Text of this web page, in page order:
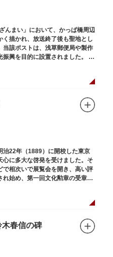
中、これらの名跡も訪ねながら
うか。
心の安らぎを与えてくれることで
んまい」において、かっぱ橋周辺
描かれ、放送終了後も聖地とし
該ポストは、浅草郵便局や製作
興を目的に設置されました。
ント>
クターたちが、このような形で
嬉しいです。聖地巡礼のシンボル
治22年（1889）に開校した東京
に多大な啓発を受けました。そ
相次いで展覧会を開き、高い評
始め、第一回文化勲章の受章者
木春信の碑